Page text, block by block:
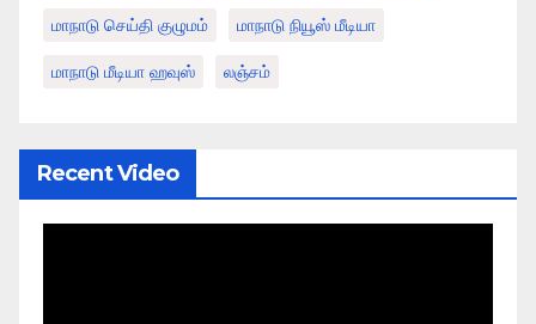
மாநாடு செய்தி குழுமம் மாநாடு நியூஸ் மீடியா
மாநாடு மீடியா ஹவுஸ் லஞ்சம்
Recent Video